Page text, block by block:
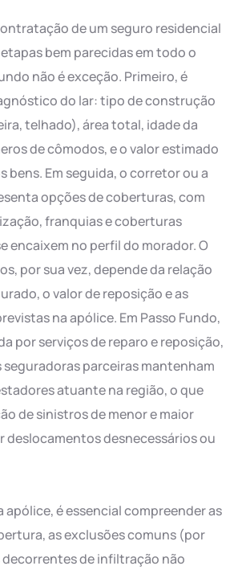
de um seguro residencial
bem parecidas em todo o
não é exceção. Primeiro, é
do lar: tipo de construção
telhado), área total, idade da
de cômodos, e o valor estimado
bens. Em seguida, o corretor ou a
opções de coberturas, com
franquias e coberturas
encaixem no perfil do morador. O
por sua vez, depende da relação
o valor de reposição e as
na apólice. Em Passo Fundo,
por serviços de reparo e reposição,
seguradoras parceiras mantenham
atuante na região, o que
de sinistros de menor e maior
deslocamentos desnecessários ou
apólice, é essencial compreender as
as exclusões comuns (por
de infiltração não